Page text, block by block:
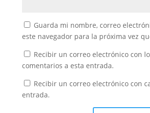
Guarda mi nombre, correo
este navegador para la próxima vez
Recibir un correo electrónico con
comentarios a esta entrada.
Recibir un correo electrónico con
entrada.